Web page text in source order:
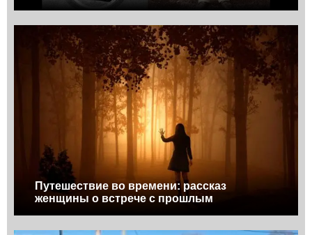
Путешествие во времени: рассказ
женщины о встрече с прошлым